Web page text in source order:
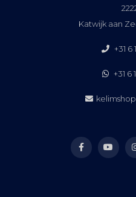
Katwijk aan
+31 6
+31 6